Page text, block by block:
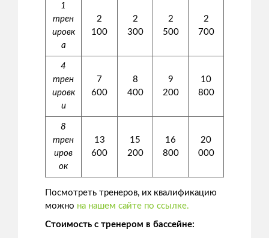
1
трен
ировк
а
2
100
2
300
2
500
2
700
4
трен
ировк
и
7
600
8
400
9
200
10
800
8
трен
иров
ок
13
600
15
200
16
800
20
000
Посмотреть тренеров, их квалификацию
можно на нашем сайте по ссылке.
Стоимость с тренером в бассейне: